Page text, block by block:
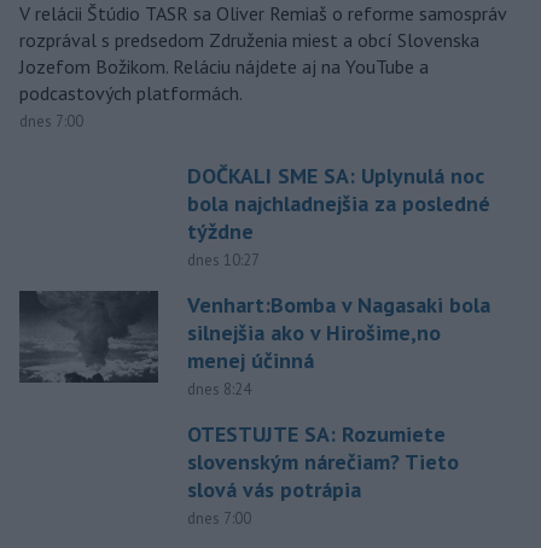
V relácii Štúdio TASR sa Oliver Remiaš o reforme samospráv
rozprával s predsedom Združenia miest a obcí Slovenska
Jozefom Božikom. Reláciu nájdete aj na YouTube a
podcastových platformách.
dnes 7:00
DOČKALI SME SA: Uplynulá noc
bola najchladnejšia za posledné
týždne
dnes 10:27
Venhart:Bomba v Nagasaki bola
silnejšia ako v Hirošime,no
menej účinná
dnes 8:24
OTESTUJTE SA: Rozumiete
slovenským nárečiam? Tieto
slová vás potrápia
dnes 7:00